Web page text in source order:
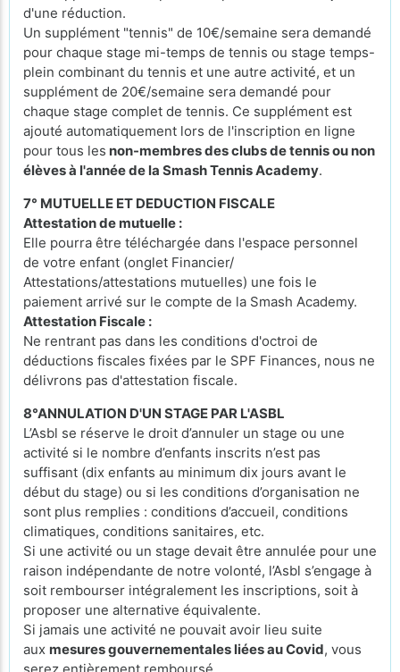
d'une réduction.
Un supplément "tennis" de 10€/semaine sera demandé
pour chaque stage mi-temps de tennis ou stage temps-
plein combinant du tennis et une autre activité, et un
supplément de 20€/semaine sera demandé pour
chaque stage complet de tennis. Ce supplément est
ajouté automatiquement lors de l'inscription en ligne
pour tous les non-membres des clubs de tennis ou non
élèves à l'année de la Smash Tennis Academy.
7° MUTUELLE ET DEDUCTION FISCALE
Attestation de mutuelle :
Elle pourra être téléchargée dans l'espace personnel
de votre enfant (onglet Financier/
Attestations/attestations mutuelles) une fois le
paiement arrivé sur le compte de la Smash Academy.
Attestation Fiscale :
Ne rentrant pas dans les conditions d'octroi de
déductions fiscales fixées par le SPF Finances, nous ne
délivrons pas d'attestation fiscale.
8°ANNULATION D'UN STAGE PAR L'ASBL
L’Asbl se réserve le droit d’annuler un stage ou une
activité si le nombre d’enfants inscrits n’est pas
suffisant (dix enfants au minimum dix jours avant le
début du stage) ou si les conditions d’organisation ne
sont plus remplies : conditions d’accueil, conditions
climatiques, conditions sanitaires, etc.
Si une activité ou un stage devait être annulée pour une
raison indépendante de notre volonté, l’Asbl s’engage à
soit rembourser intégralement les inscriptions, soit à
proposer une alternative équivalente.
Si jamais une activité ne pouvait avoir lieu suite
aux mesures gouvernementales liées au Covid, vous